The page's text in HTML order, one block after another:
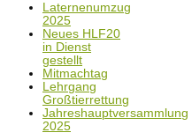
Laternenumzug
2025
Neues HLF20
in Dienst
gestellt
Mitmachtag
Lehrgang
Großtierrettung
Jahreshauptversammlung
2025